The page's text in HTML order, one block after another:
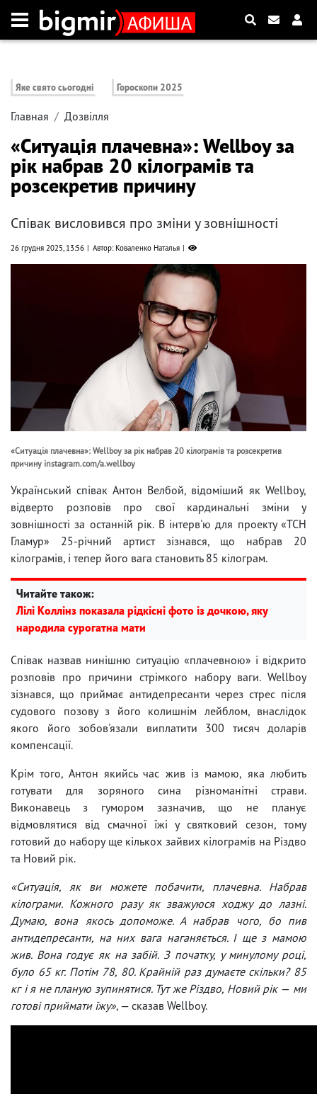
Яке свято сьогодні Гороскопи 2025
Главная Дозвілля
«Ситуація плачевна»: Wellboy за
рік набрав 20 кілограмів та
розсекретив причину
Співак висловився про зміни у зовнішності
26 грудня 2025, 13:56 Автор: Коваленко Наталья
«Ситуація плачевна»: Wellboy за рік набрав 20 кілограмів та розсекретив
причину instagram.com/a.wellboy
Український співак Антон Велбой, відоміший як Wellboy,
відверто розповів про свої кардинальні зміни у
зовнішності за останній рік. В інтерв'ю для проекту «ТСН
Гламур» 25-річний артист зізнався, що набрав 20
кілограмів, і тепер його вага становить 85 кілограм.
Читайте також:
Лілі Коллінз показала рідкісні фото із дочкою, яку
народила сурогатна мати
Співак назвав нинішню ситуацію «плачевною» і відкрито
розповів про причини стрімкого набору ваги. Wellboy
зізнався, що приймає антидепресанти через стрес після
судового позову з його колишнім лейблом, внаслідок
якого його зобов'язали виплатити 300 тисяч доларів
компенсації.
Крім того, Антон якийсь час жив із мамою, яка любить
готувати для зоряного сина різноманітні страви.
Виконавець з гумором зазначив, що не планує
відмовлятися від смачної їжі у святковий сезон, тому
готовий до набору ще кількох зайвих кілограмів на Різдво
та Новий рік.
«Ситуація, як ви можете побачити, плачевна. Набрав
кілограми. Кожного разу як зважуюся ходжу до лазні.
Думаю, вона якось допоможе. А набрав чого, бо пив
антидепресанти, на них вага наганяється. І ще з мамою
жив. Вона годує як на забій. З початку, у минулому році,
було 65 кг. Потім 78, 80. Крайній раз думаєте скільки? 85
кг і я не планую зупинятися. Тут же Різдво, Новий рік — ми
готові приймати їжу», — сказав Wellboy.